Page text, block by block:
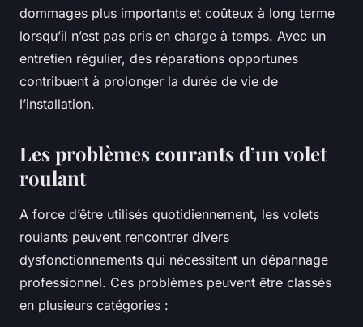
dommages plus importants et coûteux à long terme
lorsqu’il n’est pas pris en charge à temps. Avec un
entretien régulier, des réparations opportunes
contribuent à prolonger la durée de vie de
l’installation.
Les problèmes courants d’un volet
roulant
A force d’être utilisés quotidiennement, les volets
roulants peuvent rencontrer divers
dysfonctionnements qui nécessitent un dépannage
professionnel. Ces problèmes peuvent être classés
en plusieurs catégories :